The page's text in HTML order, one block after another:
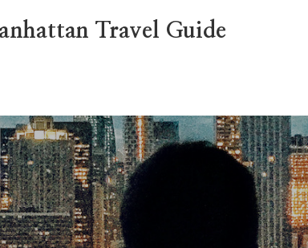
Travel Guide